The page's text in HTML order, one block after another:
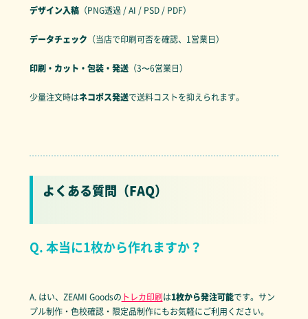
デザイン入稿（PNG透過 / AI / PSD / PDF）
データチェック （当店で印刷可否を確認、1営業日）
印刷・カット・包装・発送（3〜6営業日）
少量注文時はネコポス発送で送料コストを抑えられます。
よくある質問（FAQ）
Q. 本当に1枚から作れますか？
A. はい、ZEAMI Goodsの トレカ印刷は1枚から発注可能です。サン
プル制作・色校確認・限定品制作にもお気軽にご利用ください。